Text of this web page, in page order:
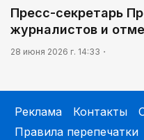
Пресс-секретарь
журналистов и
28 июня 2026 г. 14:33
Реклама Контакты
Правила перепечатки